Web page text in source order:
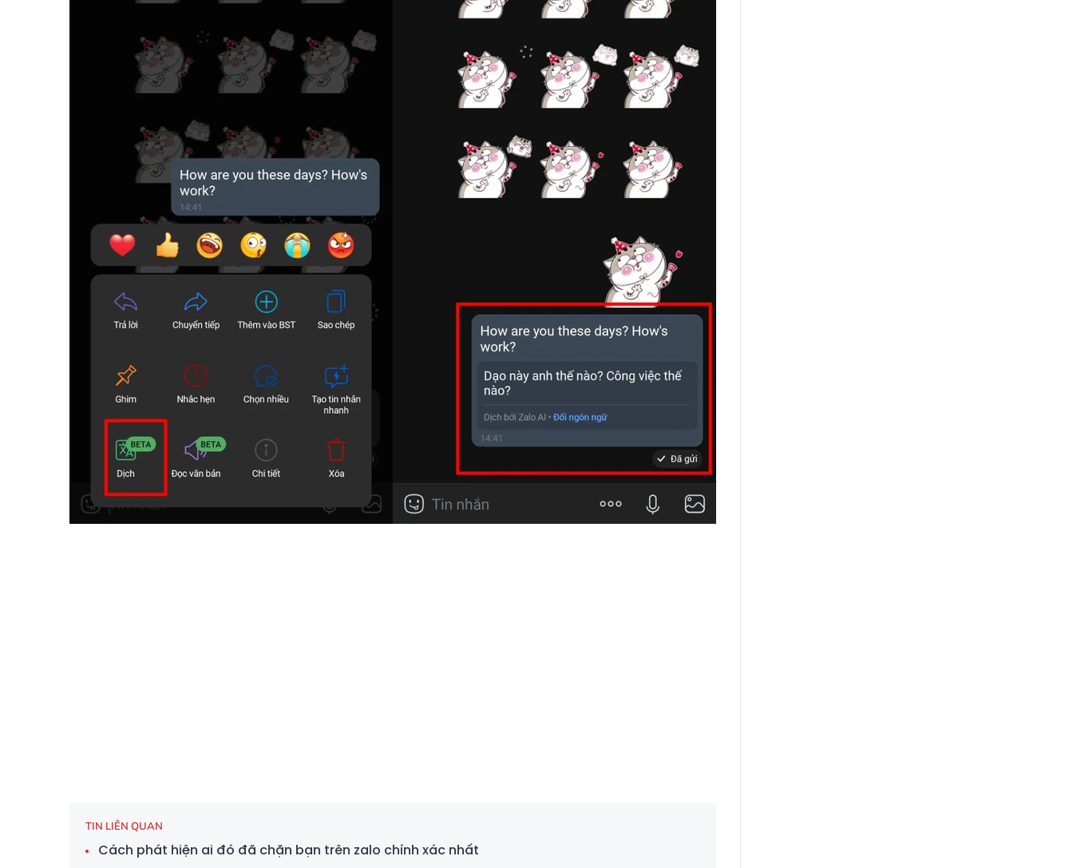
TIN LIÊN QUAN
Cách phát hiện ai đó đã chặn bạn trên zalo chính xác nhất